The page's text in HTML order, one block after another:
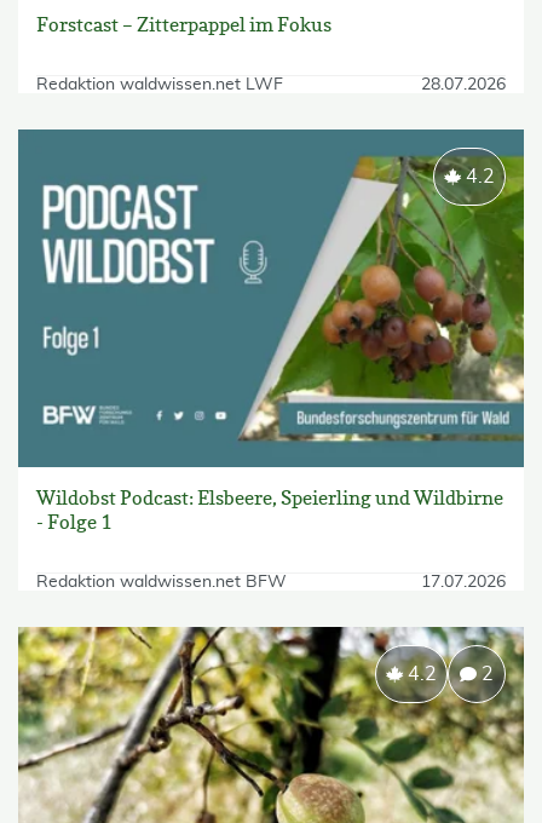
Forstcast – Zitterpappel im Fokus
Redaktion waldwissen.net LWF 28.07.2026
Wildobst Podcast: Elsbeere, Speierling und Wildbirne
- Folge 1
Redaktion waldwissen.net BFW 17.07.2026
4.2
4.2 2